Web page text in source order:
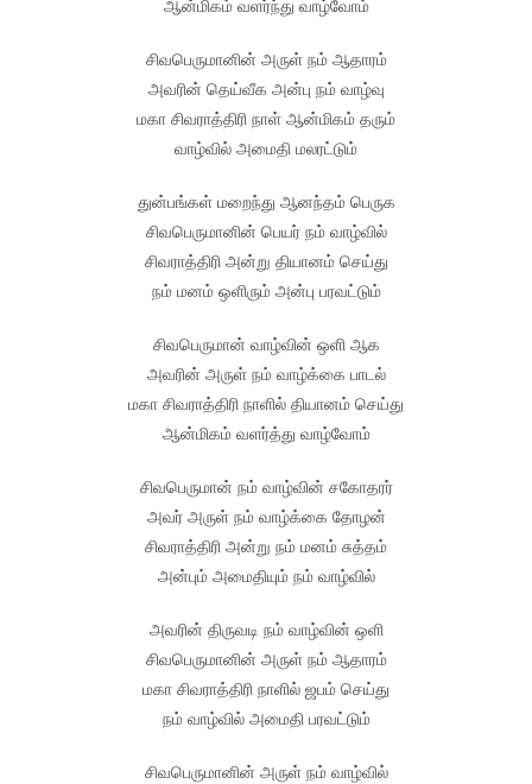
ஆன்மிகம் வளர்ந்து வாழ்வோம்
சிவபெருமானின் அருள் நம் ஆதாரம்
அவரின் தெய்வீக அன்பு நம் வாழ்வு
மகா சிவராத்திரி நாள் ஆன்மிகம் தரும்
வாழ்வில் அமைதி மலரட்டும்
துன்பங்கள் மறைந்து ஆனந்தம் பெருக
சிவபெருமானின் பெயர் நம் வாழ்வில்
சிவராத்திரி அன்று தியானம் செய்து
நம் மனம் ஒளிரும் அன்பு பரவட்டும்
சிவபெருமான் வாழ்வின் ஒளி ஆக
அவரின் அருள் நம் வாழ்க்கை பாடல்
மகா சிவராத்திரி நாளில் தியானம் செய்து
ஆன்மிகம் வளர்த்து வாழ்வோம்
சிவபெருமான் நம் வாழ்வின் சகோதரர்
அவர் அருள் நம் வாழ்க்கை தோழன்
சிவராத்திரி அன்று நம் மனம் சுத்தம்
அன்பும் அமைதியும் நம் வாழ்வில்
அவரின் திருவடி நம் வாழ்வின் ஒளி
சிவபெருமானின் அருள் நம் ஆதாரம்
மகா சிவராத்திரி நாளில் ஜபம் செய்து
நம் வாழ்வில் அமைதி பரவட்டும்
சிவபெருமானின் அருள் நம் வாழ்வில்